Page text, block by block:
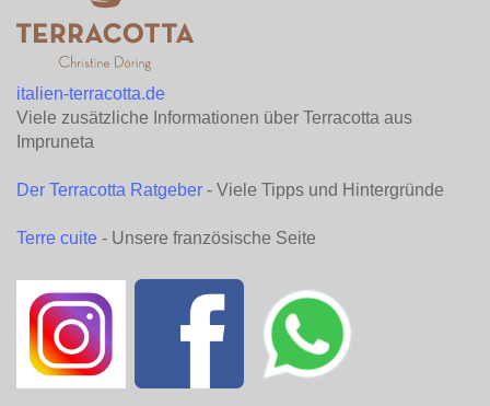
italien-terracotta.de
Viele zusätzliche Informationen über Terracotta aus
Impruneta
Der Terracotta Ratgeber - Viele Tipps und Hintergründe
Terre cuite - Unsere französische Seite